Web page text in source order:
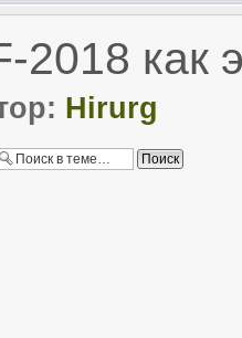
2018 как
Hirurg